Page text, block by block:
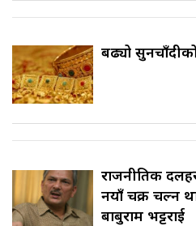
बढ्यो
राजनीतिक
नयाँ चक्र चल्न
बाबुराम भट्टराई